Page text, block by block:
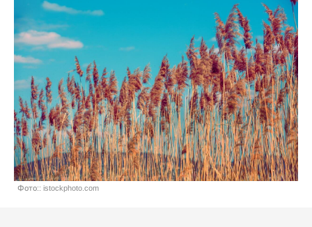
Фото:: istockphoto.com